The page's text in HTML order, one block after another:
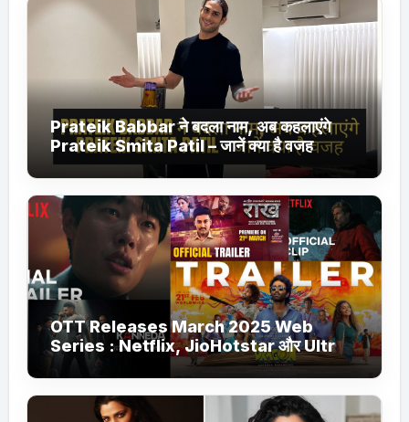
Prateik Babbar ने बदला नाम, अब कहलाएंगे
Prateik Smita Patil – जानें क्या है वजह
OTT Releases March 2025 Web
Series : Netflix, JioHotstar और Ultra
Jhakaas पर नई वेब सीरीज और फिल्में